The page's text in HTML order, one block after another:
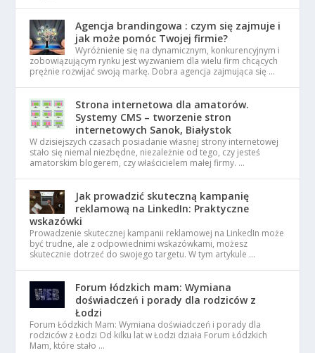
Agencja brandingowa : czym się zajmuje i
jak może pomóc Twojej firmie?
Wyróżnienie się na dynamicznym, konkurencyjnym i
zobowiązującym rynku jest wyzwaniem dla wielu firm chcących
prężnie rozwijać swoją markę. Dobra agencja zajmująca się …
Strona internetowa dla amatorów.
Systemy CMS – tworzenie stron
internetowych Sanok, Białystok
W dzisiejszych czasach posiadanie własnej strony internetowej
stało się niemal niezbędne, niezależnie od tego, czy jesteś
amatorskim blogerem, czy właścicielem małej firmy. …
Jak prowadzić skuteczną kampanię
reklamową na LinkedIn: Praktyczne
wskazówki
Prowadzenie skutecznej kampanii reklamowej na LinkedIn może
być trudne, ale z odpowiednimi wskazówkami, możesz
skutecznie dotrzeć do swojego targetu. W tym artykule …
Forum łódzkich mam: Wymiana
doświadczeń i porady dla rodziców z
Łodzi
Forum Łódzkich Mam: Wymiana doświadczeń i porady dla
rodziców z Łodzi Od kilku lat w Łodzi działa Forum Łódzkich
Mam, które stało …